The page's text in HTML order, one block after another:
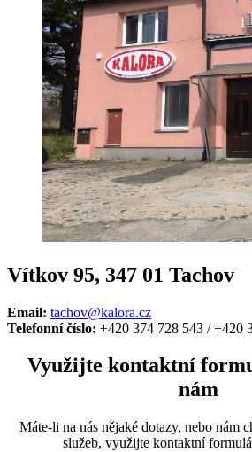
Vítkov 95, 347 01 Tachov
Email: tachov@kalora.cz
Telefonní číslo: +420 374 728 543 / +420
Využijte kontaktní
nám
Máte-li na nás nějaké dotazy, nebo nám
služeb, využijte kontaktní